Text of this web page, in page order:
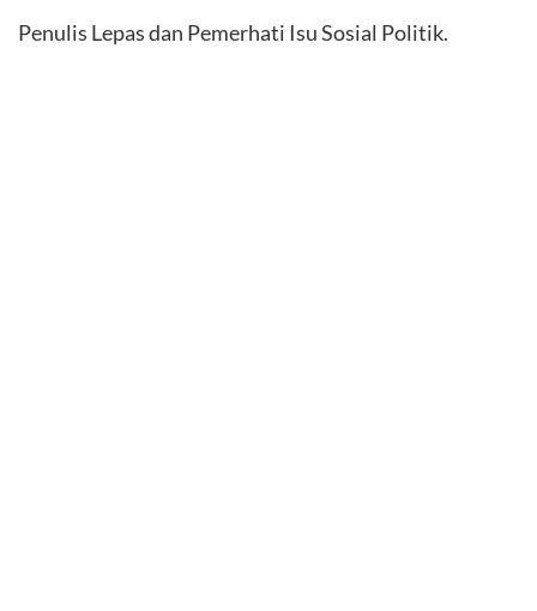
Penulis Lepas dan Pemerhati Isu Sosial Politik.